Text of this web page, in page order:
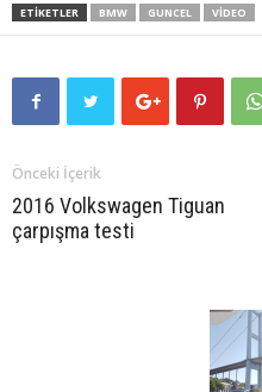
ETIKETLER BMW GUNCEL VIDEO
Önceki İçerik
2016 Volkswagen Tiguan
çarpışma testi